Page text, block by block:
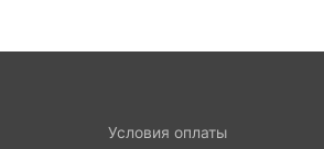
Условия оплаты